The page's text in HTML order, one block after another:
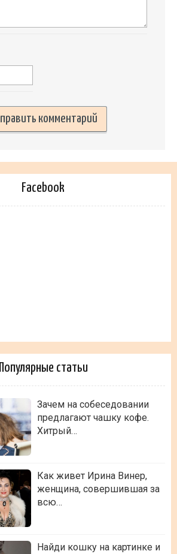
Facebook
Популярные статьи
Зачем на собеседовании
предлагают чашку кофе.
Хитрый…
Как живет Ирина Винер,
женщина, совершившая за
всю…
Найди кошку на картинке и